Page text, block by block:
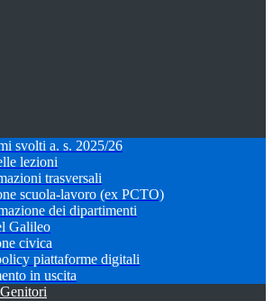
svolti a. s. 2025/26
lezioni
trasversali
scuola-lavoro (ex PCTO)
dei dipartimenti
Galileo
civica
piattaforme digitali
in uscita